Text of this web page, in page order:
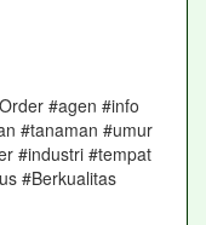
#agen #info
#tanaman #umur
#industri #tempat
#Berkualitas